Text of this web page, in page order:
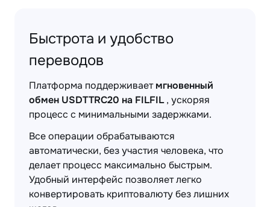
Быстрота и удобство
переводов
Платформа поддерживаетмгновенный
обмен USDTTRC20 на FILFIL, ускоряя
процесс с минимальными задержками.
Все операции обрабатываются
автоматически, без участия человека, что
делает процесс максимально быстрым.
Удобный интерфейс позволяет легко
конвертировать криптовалюту без лишних